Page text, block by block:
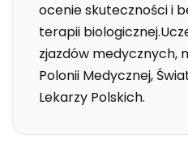
ocenie skuteczności i
terapii
zjazdów medycznych,
Polonii Medycznej,
Lekarzy Polskich.